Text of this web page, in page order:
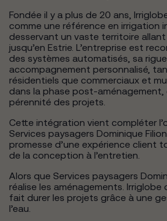
Fondée il y a plus de 20 ans,
comme une référence en irrigation
desservant un vaste territoire
jusqu’en Estrie. L’entreprise est
des systèmes automatisés, sa
accompagnement personnalisé,
résidentiels que commerciaux et
dans la phase post-aménagement,
pérennité des projets.
Cette intégration vient compléter
Services paysagers Dominique
promesse d’une expérience client
de la conception à l’entretien.
Alors que Services paysagers
réalise les aménagements.
fait durer les projets grâce à une
l’eau.